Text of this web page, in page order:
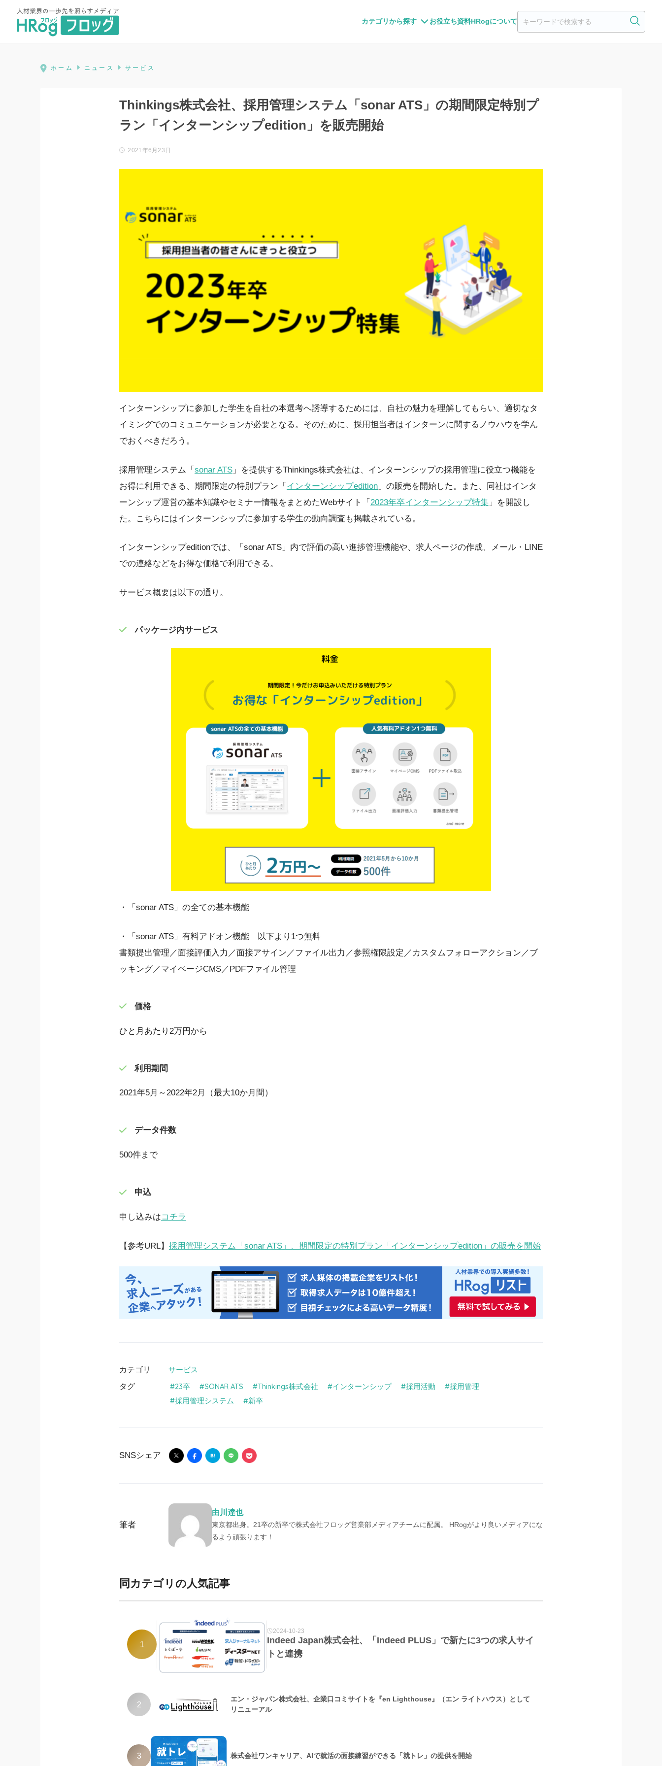
カテゴリから探す お役立ち資料HRogについて
HRog | 人材業界の一歩先を照らすメディア
ホーム ニュース サービス
Thinkings株式会社、採用管理システム「sonar ATS」の期間限定特別プ
ラン「インターンシップedition」を販売開始
2021年6月23日
インターンシップに参加した学生を自社の本選考へ誘導するためには、自社の魅力を理解してもらい、適切なタ
イミングでのコミュニケーションが必要となる。そのために、採用担当者はインターンに関するノウハウを学ん
でおくべきだろう。
採用管理システム「 sonar ATS 」を提供するThinkings株式会社は、インターンシップの採用管理に役立つ機能を
お得に利用できる、期間限定の特別プラン「 インターンシップedition 」の販売を開始した。また、同社はインタ
ーンシップ運営の基本知識やセミナー情報をまとめたWebサイト「 2023年卒インターンシップ特集 」を開設し
た。こちらにはインターンシップに参加する学生の動向調査も掲載されている。
インターンシップeditionでは、「sonar ATS」内で評価の高い進捗管理機能や、求人ページの作成、メール・LINE
での連絡などをお得な価格で利用できる。
サービス概要は以下の通り。
パッケージ内サービス
・「sonar ATS」の全ての基本機能
・「sonar ATS」有料アドオン機能 以下より1つ無料
書類提出管理／面接評価入力／面接アサイン／ファイル出力／参照権限設定／カスタムフォローアクション／ブ
ッキング／マイページCMS／PDFファイル管理
価格
ひと月あたり2万円から
利用期間
2021年5月～2022年2月（最大10か月間）
データ件数
500件まで
申込
申し込みはコチラ
【参考URL】 採用管理システム「sonar ATS」、期間限定の特別プラン「インターンシップedition」の販売を開始
カテゴリ サービス
タグ 23卒 SONAR ATS Thinkings株式会社 インターンシップ 採用活動
採用管理
採用管理システム
新卒
SNSシェア
筆者
由川達也
東京都出身。21卒の新卒で株式会社フロッグ営業部メディアチームに配属。 HRogがより良いメディアにな
るよう頑張ります！
同カテゴリの人気記事
1
2024-10-23
Indeed Japan株式会社、「Indeed PLUS」で新たに3つの求人サイ
トと連携
2
エン・ジャパン株式会社、企業口コミサイトを『en Lighthouse』（エン ライトハウス）として
リニューアル
3 株式会社ワンキャリア、AIで就活の面接練習ができる「就トレ」の提供を開始